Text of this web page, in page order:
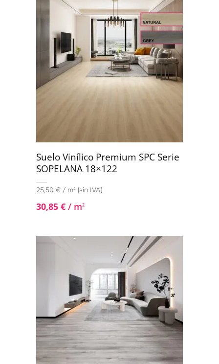
Suelo Vinílico Premium SPC Serie
SOPELANA 18×122
25,50 € / m² (sin IVA)
30,85 € / m2